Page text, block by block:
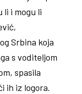
li i mogu li
Srbina koja
s voditeljom
spasila
ih iz logora.